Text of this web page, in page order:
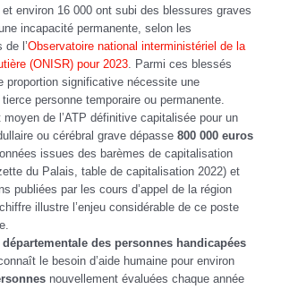
et environ 16 000 ont subi des blessures graves
incapacité permanente, selon les
l’Observatoire national interministériel de la
(ONISR) pour 2023 . Parmi ces blessés
proportion significative nécessite une
personne temporaire ou permanente.
moyen de l’ATP définitive capitalisée pour un
ou cérébral grave dépasse 800 000 euros
issues des barèmes de capitalisation
du Palais, table de capitalisation 2022) et
publiées par les cours d’appel de la région
illustre l’enjeu considérable de ce poste
départementale des personnes handicapées
le besoin d’aide humaine pour environ
nouvellement évaluées chaque année